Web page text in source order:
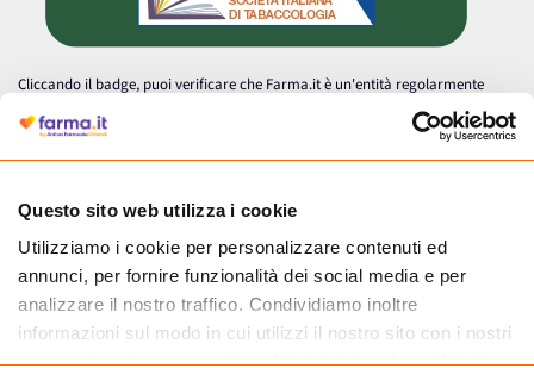
Questo sito web utilizza i cookie
Utilizziamo i cookie per personalizzare contenuti ed
annunci, per fornire funzionalità dei social media e per
analizzare il nostro traffico. Condividiamo inoltre
informazioni sul modo in cui utilizzi il nostro sito con i nostri
partner che si occupano di analisi dei dati web, pubblicità e
Cliccando il badge, puoi verificare che Farma.it è un'entità regolarmente
autorizzata dal Ministero della Salute a effettuare la vendita online di
medicinali.